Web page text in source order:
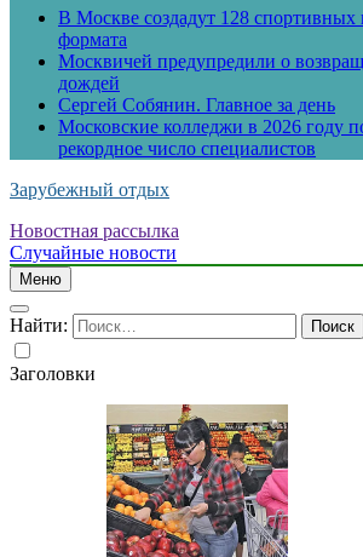
В Москве создадут 128
формата
Москвичей предупредили о
дождей
Сергей Собянин. Главное за день
Московские колледжи в 2026 году
рекордное число специалистов
Зарубежный отдых
Новостная рассылка
Случайные новости
Меню
Найти:
Заголовки